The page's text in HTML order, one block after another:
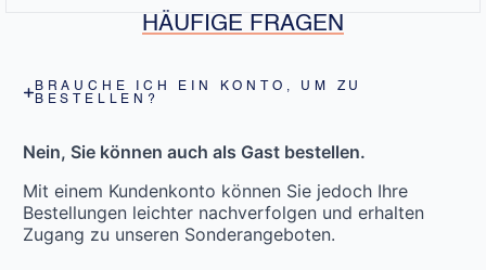
HÄUFIGE FRAGEN
BRAUCHE ICH EIN KONTO, UM ZU
BESTELLEN?
Nein, Sie können auch als Gast bestellen.
Mit einem Kundenkonto können Sie jedoch Ihre
Bestellungen leichter nachverfolgen und erhalten
Zugang zu unseren Sonderangeboten.